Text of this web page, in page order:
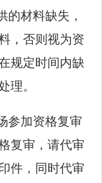
的材料缺失，
，否则视为资
规定时间内缺
理。
参加资格复审
复审，请代审
件，同时代审